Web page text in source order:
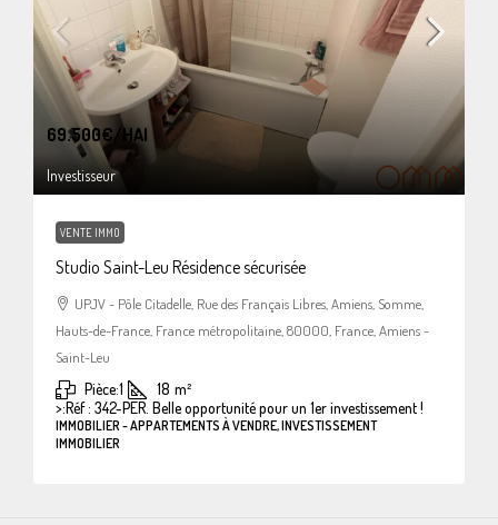
69.500€/HAI
Investisseur
VENTE IMMO
Studio Saint-Leu Résidence sécurisée
UPJV - Pôle Citadelle, Rue des Français Libres, Amiens, Somme,
Hauts-de-France, France métropolitaine, 80000, France, Amiens -
Saint-Leu
Pièce:1 18 m²
>:Réf : 342-PER. Belle opportunité pour un 1er investissement !
IMMOBILIER - APPARTEMENTS À VENDRE, INVESTISSEMENT
IMMOBILIER